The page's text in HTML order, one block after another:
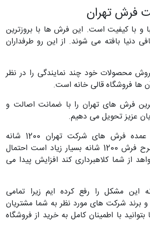
فرش تهران
و با کیفیت است. این فرش ها با بروزترین
دنیا بافته می شوند. از این رو طرفداران
محصولات خود چند نمایندگی را در نظر
ها فروشگاه قالی خانه است.
فرش های تهران را با ضمانت اصالت و
عزیز تحویل می دهیم.
توجه داشته باشید عمده فرش های شرکت تهران 1200 شانه
هستند. از آنجایی طرح فرش 1200 شانه بسیار زیاد است احتمال
از شما کلاهبرداری کند افزایش پیدا می
این مشکل را رفع کرده ایم زیرا تمامی
برند شرکت های مورد نظر به شما مشتریان
با اطمینان کامل به خرید از فروشگاه